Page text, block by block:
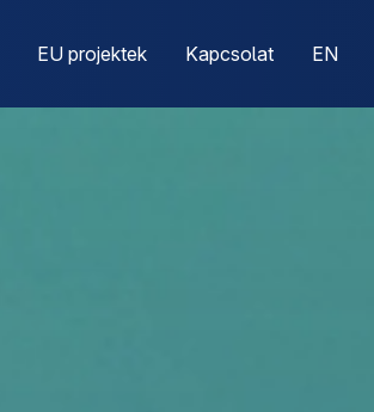
EU projektek Kapcsolat EN